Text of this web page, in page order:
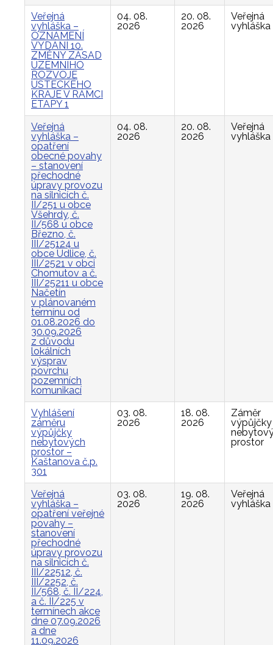
Veřejná
vyhláška –
OZNÁMENÍ
VYDÁNÍ 10.
ZMĚNY ZÁSAD
ÚZEMNÍHO
ROZVOJE
ÚSTECKÉHO
KRAJE V RÁMCI
ETAPY 1
04. 08.
2026
20. 08.
2026
Veřejná
vyhláška
Veřejná
vyhláška –
opatření
obecné povahy
– stanovení
přechodné
úpravy provozu
na silnicích č.
II/251 u obce
Všehrdy, č.
II/568 u obce
Březno, č.
III/25124 u
obce Údlice, č.
III/2521 v obci
Chomutov a č.
III/25211 u obce
Načetín
v plánovaném
termínu od
01.08.2026 do
30.09.2026
z důvodu
lokálních
výsprav
povrchu
pozemních
komunikací
04. 08.
2026
20. 08.
2026
Veřejná
vyhláška
Vyhlášení
záměru
výpůjčky
nebytových
prostor –
Kaštanova č.p.
301
03. 08.
2026
18. 08.
2026
Záměr
výpůjčky
prostor
Veřejná
vyhláška –
opatření veřejné
povahy –
stanovení
přechodné
úpravy provozu
na silnicích č.
III/22512, č.
III/2252, č.
II/568, č. II/224,
a č. II/225 v
termínech akce
dne 07.09.2026
a dne
11.09.2026
03. 08.
2026
19. 08.
2026
Veřejná
vyhláška